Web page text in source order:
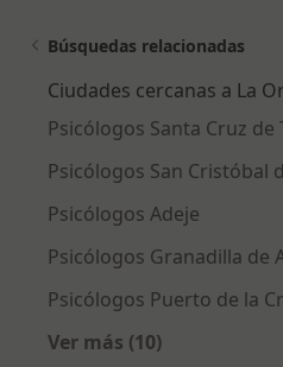
Búsquedas relacionadas
Ciudades cercanas a La
Psicólogos Santa Cruz de
Psicólogos San Cristóbal
Psicólogos Adeje
Psicólogos Granadilla de
Psicólogos Puerto de la
Ver más (10)